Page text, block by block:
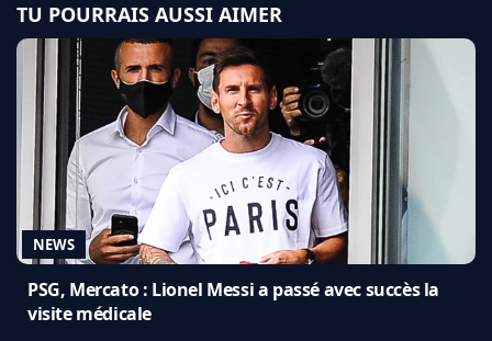
TU POURRAIS AUSSI AIMER
NEWS
PSG, Mercato : Lionel Messi a passé avec succès la
visite médicale